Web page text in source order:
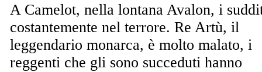
A Camelot, nella lontana Avalon, i
costantemente nel terrore. Re Artù, il
leggendario monarca, è molto malato, i
reggenti che gli sono succeduti hanno